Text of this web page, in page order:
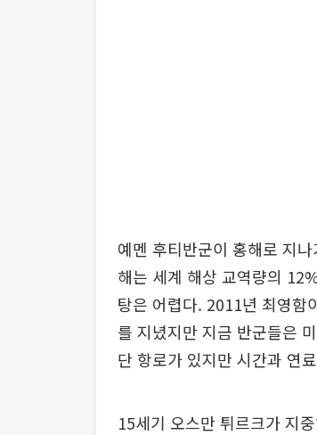
예멘 후티반군이 홍해로 지
해는 세계 해상 교역량의
탕은 어렵다. 2011년 최영함
를 지녔지만 지금 반군들은
단 항로가 있지만 시간과 연
15세기 오스만 튀르크가 지